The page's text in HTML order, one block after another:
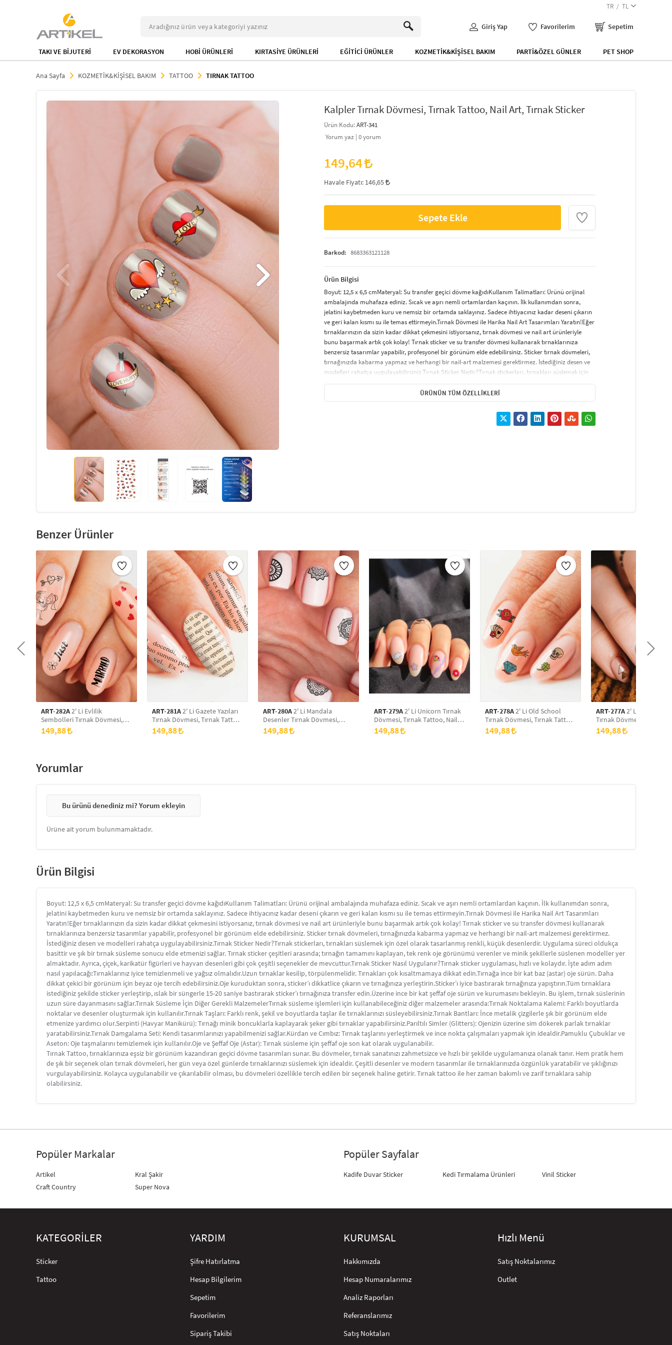
TR TL
Giriş Yap Favorilerim Sepetim
TAKI VE BİJUTERİ EV DEKORASYON HOBİ ÜRÜNLERİ KIRTASİYE ÜRÜNLERİ EĞİTİCİ ÜRÜNLER KOZMETİK&KİŞİSEL BAKIM PARTİ&ÖZEL GÜNLER PET SHOP
Ana Sayfa KOZMETİK&KİŞİSEL BAKIM TATTOO TIRNAK TATTOO
Kalpler Tırnak Dövmesi, Tırnak Tattoo, Nail Art, Tırnak Sticker
Ürün Kodu:ART-341
Yorum yaz | 0yorum
149,64
Havale Fiyatı: 146,65
Sepete Ekle
Barkod: 8683363121128
Ürün Bilgisi
Boyut: 12,5 x 6,5 cmMateryal: Su transfer geçici dövme kağıdıKullanım Talimatları: Ürünü orijinal
ambalajında muhafaza ediniz. Sıcak ve aşırı nemli ortamlardan kaçının. İlk kullanımdan sonra,
jelatini kaybetmeden kuru ve nemsiz bir ortamda saklayınız. Sadece ihtiyacınız kadar deseni çıkarın
ve geri kalan kısmı su ile temas ettirmeyin.Tırnak Dövmesi ile Harika Nail Art Tasarımları Yaratın!Eğer
tırnaklarınızın da sizin kadar dikkat çekmesini istiyorsanız, tırnak dövmesi ve nail art ürünleriyle
bunu başarmak artık çok kolay! Tırnak sticker ve su transfer dövmesi kullanarak tırnaklarınıza
benzersiz tasarımlar yapabilir, profesyonel bir görünüm elde edebilirsiniz. Sticker tırnak dövmeleri,
tırnağınızda kabarma yapmaz ve herhangi bir nail-art malzemesi gerektirmez. İstediğiniz desen ve
modelleri rahatça uygulayabilirsiniz.Tırnak Sticker Nedir?Tırnak stickerları, tırnakları süslemek için
süsleme sonucu elde etmenizi sağlar. Tırnak sticker çeşitleri arasında; tırnağın tamamını kaplayan,
tek renk oje görünümü verenler ve minik şekillerle süslenen modeller yer almaktadır. Ayrıca, çiçek,
karikatür figürleri ve hayvan desenleri gibi çok çeşitli seçenekler de mevcuttur.Tırnak Sticker Nasıl
Uygulanır?Tırnak sticker uygulaması, hızlı ve kolaydır. İşte adım adım nasıl yapılacağı:Tırnaklarınız
oluşturmak için kullanılır.Tırnak Taşları: Farklı renk, şekil ve boyutlarda taşlar ile tırnaklarınızı
yaratabilirsiniz.Tırnak Damgalama Seti: Kendi tasarımlarınızı yapabilmenizi sağlar.Kürdan ve
Cımbız: Tırnak taşlarını yerleştirmek ve ince nokta çalışmaları yapmak için idealdir.Pamuklu
Çubuklar ve Aseton: Oje taşmalarını temizlemek için kullanılır.Oje ve Şeffaf Oje (Astar): Tırnak
süsleme için şeffaf oje son kat olarak uygulanabilir.
Tırnak Tattoo, tırnaklarınıza eşsiz bir görünüm kazandıran geçici dövme tasarımları sunar. Bu
dövmeler, tırnak sanatınızı zahmetsizce ve hızlı bir şekilde uygulamanıza olanak tanır. Hem pratik
hem de şık bir seçenek olan tırnak dövmeleri, her gün veya özel günlerde tırnaklarınızı süslemek için
idealdir. Çeşitli desenler ve modern tasarımlar ile tırnaklarınızda özgünlük yaratabilir ve şıklığınızı
vurgulayabilirsiniz. Kolayca uygulanabilir ve çıkarılabilir olması, bu dövmeleri özellikle tercih edilen
bir seçenek haline getirir. Tırnak tattoo ile her zaman bakımlı ve zarif tırnaklara sahip olabilirsiniz.
ÜRÜNÜN TÜM ÖZELLIKLERI
Benzer Ürünler
ART-282A2' Li Evlilik
Sembolleri Tırnak Dövmesi,
Tırnak Tattoo, Nail Art, Tırnak
Sticker
149,88
ART-281A2' Li Gazete Yazıları
Tırnak Dövmesi, Tırnak Tattoo,
Nail Art, Tırnak Sticker
149,88
ART-280A2' Li Mandala
Desenler Tırnak Dövmesi,
Tırnak Tattoo, Nail Art, Tırnak
Sticker
149,88
ART-279A2' Li Unicorn Tırnak
Dövmesi, Tırnak Tattoo, Nail
Art, Tırnak Sticker
149,88
ART-278A2' Li Old School
Tırnak Dövmesi, Tırnak Tattoo,
Nail Art, Tırnak Sticker
149,88
ART-277A2' Li Boho
Tırnak Dövmesi, Tırnak
Nail Art, Tırnak Sticker
149,88
Yorumlar
Bu ürünü denediniz mi? Yorum ekleyin
Ürüne ait yorum bulunmamaktadır.
Ürün Bilgisi
Boyut: 12,5 x 6,5 cmMateryal: Su transfer geçici dövme kağıdıKullanım Talimatları: Ürünü orijinal ambalajında muhafaza ediniz. Sıcak ve aşırı nemli ortamlardan kaçının. İlk kullanımdan sonra,
jelatini kaybetmeden kuru ve nemsiz bir ortamda saklayınız. Sadece ihtiyacınız kadar deseni çıkarın ve geri kalan kısmı su ile temas ettirmeyin.Tırnak Dövmesi ile Harika Nail Art Tasarımları
Yaratın!Eğer tırnaklarınızın da sizin kadar dikkat çekmesini istiyorsanız, tırnak dövmesi ve nail art ürünleriyle bunu başarmak artık çok kolay! Tırnak sticker ve su transfer dövmesi kullanarak
tırnaklarınıza benzersiz tasarımlar yapabilir, profesyonel bir görünüm elde edebilirsiniz. Sticker tırnak dövmeleri, tırnağınızda kabarma yapmaz ve herhangi bir nail-art malzemesi gerektirmez.
İstediğiniz desen ve modelleri rahatça uygulayabilirsiniz.Tırnak Sticker Nedir?Tırnak stickerları, tırnakları süslemek için özel olarak tasarlanmış renkli, küçük desenlerdir. Uygulama süreci oldukça
basittir ve şık bir tırnak süsleme sonucu elde etmenizi sağlar. Tırnak sticker çeşitleri arasında; tırnağın tamamını kaplayan, tek renk oje görünümü verenler ve minik şekillerle süslenen modeller yer
almaktadır. Ayrıca, çiçek, karikatür figürleri ve hayvan desenleri gibi çok çeşitli seçenekler de mevcuttur.Tırnak Sticker Nasıl Uygulanır?Tırnak sticker uygulaması, hızlı ve kolaydır. İşte adım adım
nasıl yapılacağı:Tırnaklarınız iyice temizlenmeli ve yağsız olmalıdır.Uzun tırnaklar kesilip, törpülenmelidir. Tırnakları çok kısaltmamaya dikkat edin.Tırnağa ince bir kat baz (astar) oje sürün. Daha
dikkat çekici bir görünüm için beyaz oje tercih edebilirsiniz.Oje kuruduktan sonra, sticker’ı dikkatlice çıkarın ve tırnağınıza yerleştirin.Sticker’ı iyice bastırarak tırnağınıza yapıştırın.Tüm tırnaklara
istediğiniz şekilde sticker yerleştirip, ıslak bir süngerle 15-20 saniye bastırarak sticker’ı tırnağınıza transfer edin.Üzerine ince bir kat şeffaf oje sürün ve kurumasını bekleyin. Bu işlem, tırnak süslerinin
uzun süre dayanmasını sağlar.Tırnak Süsleme İçin Diğer Gerekli MalzemelerTırnak süsleme işlemleri için kullanabileceğiniz diğer malzemeler arasında:Tırnak Noktalama Kalemi: Farklı boyutlarda
noktalar ve desenler oluşturmak için kullanılır.Tırnak Taşları: Farklı renk, şekil ve boyutlarda taşlar ile tırnaklarınızı süsleyebilirsiniz.Tırnak Bantları: İnce metalik çizgilerle şık bir görünüm elde
etmenize yardımcı olur.Serpinti (Havyar Manikürü): Tırnağı minik boncuklarla kaplayarak şeker gibi tırnaklar yapabilirsiniz.Parıltılı Simler (Glitters): Ojenizin üzerine sim dökerek parlak tırnaklar
yaratabilirsiniz.Tırnak Damgalama Seti: Kendi tasarımlarınızı yapabilmenizi sağlar.Kürdan ve Cımbız: Tırnak taşlarını yerleştirmek ve ince nokta çalışmaları yapmak için idealdir.Pamuklu Çubuklar ve
Aseton: Oje taşmalarını temizlemek için kullanılır.Oje ve Şeffaf Oje (Astar): Tırnak süsleme için şeffaf oje son kat olarak uygulanabilir.
Tırnak Tattoo, tırnaklarınıza eşsiz bir görünüm kazandıran geçici dövme tasarımları sunar. Bu dövmeler, tırnak sanatınızı zahmetsizce ve hızlı bir şekilde uygulamanıza olanak tanır. Hem pratik hem
de şık bir seçenek olan tırnak dövmeleri, her gün veya özel günlerde tırnaklarınızı süslemek için idealdir. Çeşitli desenler ve modern tasarımlar ile tırnaklarınızda özgünlük yaratabilir ve şıklığınızı
vurgulayabilirsiniz. Kolayca uygulanabilir ve çıkarılabilir olması, bu dövmeleri özellikle tercih edilen bir seçenek haline getirir. Tırnak tattoo ile her zaman bakımlı ve zarif tırnaklara sahip
olabilirsiniz.
Popüler Markalar
Artikel
Craft Country
Kral Şakir
Super Nova
Popüler Sayfalar
Kadife Duvar Sticker Kedi Tırmalama Ürünleri Vinil Sticker
KATEGORİLER
Sticker
Tattoo
YARDIM
Şifre Hatırlatma
Hesap Bilgilerim
Sepetim
Favorilerim
Sipariş Takibi
KURUMSAL
Hakkımızda
Hesap Numaralarımız
Analiz Raporları
Referanslarımız
Satış Noktaları
Hızlı Menü
Satış Noktalarımız
Outlet